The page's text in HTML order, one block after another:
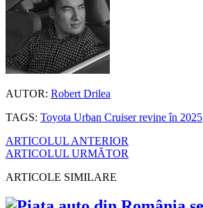
AUTOR: Robert Drilea
TAGS: Toyota Urban Cruiser revine în 2025
ARTICOLUL ANTERIOR
ARTICOLUL URMĂTOR
ARTICOLE SIMILARE